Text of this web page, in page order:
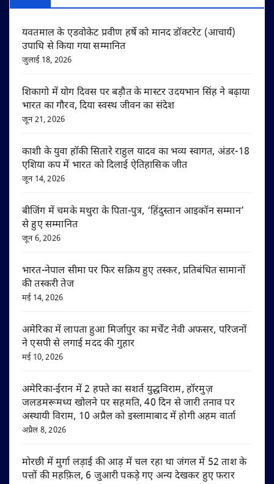
यवतमाल के एडवोकेट प्रवीण हर्षे को मानद डॉक्टरेट (आचार्य)
उपाधि से किया गया सम्मानित
जुलाई 18, 2026
शिकागो में योग दिवस पर बड़ौत के मास्टर उदयभान सिंह ने बढ़ाया
भारत का गौरव, दिया स्वस्थ जीवन का संदेश
जून 21, 2026
काशी के युवा हॉकी सितारे राहुल यादव का भव्य स्वागत, अंडर-18
एशिया कप में भारत को दिलाई ऐतिहासिक जीत
जून 14, 2026
बीजिंग में चमके मथुरा के पिता-पुत्र, ‘हिंदुस्तान आइकॉन सम्मान’
से हुए सम्मानित
जून 6, 2026
भारत-नेपाल सीमा पर फिर सक्रिय हुए तस्कर, प्रतिबंधित सामानों
की तस्करी तेज
मई 14, 2026
अमेरिका में लापता हुआ मिर्जापुर का मर्चेंट नेवी अफसर, परिजनों
ने एसपी से लगाई मदद की गुहार
मई 10, 2026
अमेरिका-ईरान में 2 हफ्ते का सशर्त युद्धविराम, हॉरमुज़
जलडमरूमध्य खोलने पर सहमति, 40 दिन से जारी तनाव पर
अस्थायी विराम, 10 अप्रैल को इस्लामाबाद में होगी अहम वार्ता
अप्रैल 8, 2026
मोरछी में मुर्गा लड़ाई की आड़ में चल रहा था जंगल में 52 ताश के
पत्तों की महफ़िल, 6 जुआरी पकड़े गए अन्य देखकर हुए फरार